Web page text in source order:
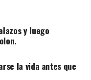
y luego
la vida antes que